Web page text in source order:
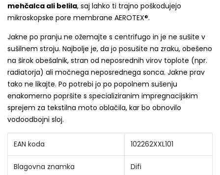
mehčalca ali belila, saj lahko ti trajno poškodujejo
mikroskopske pore membrane AEROTEX®.
Jakne po pranju ne ožemajte s centrifugo in je ne sušite v
sušilnem stroju. Najbolje je, da jo posušite na zraku, obešeno
na širok obešalnik, stran od neposrednih virov toplote (npr.
radiatorja) ali močnega neposrednega sonca. Jakne prav
tako ne likajte. Po potrebi jo po popolnem sušenju
enakomerno popršite s specializiranim impregnacijskim
sprejem za tekstilna moto oblačila, kar bo obnovilo
vodoodbojni sloj.
EAN koda 102262XXL101
Blagovna znamka Difi